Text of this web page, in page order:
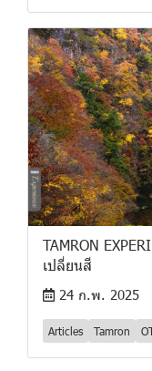
TAMRON
เปลี่ยนสี
24 ก.พ. 2025
Articles Tamron